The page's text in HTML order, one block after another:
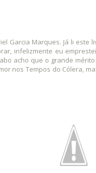
Garcia Marques. Já li este
infelizmente eu
acho que o grande
nos Tempos do Cólera,